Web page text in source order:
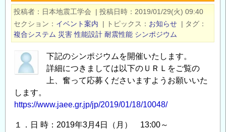
出
に
つ
て
3
許
容
ひ
ず
み、
ず
み
投稿者 日本地震工学会 | 投稿日時
2019/01/29(火) 09:40
セクション
イベント案内 | トピックス お知らせ | タグ
複合システム 災害 性能設計 耐震性能 シンポジウム
下記のシンポジウムを開催いたします。
詳細につきましては以下のＵＲＬをご覧の
上、奮って応募くださいますようお願いいた
します。
https://www.jaee.gr.jp/jp/2019/01/18/10048/
１．日 時：2019年3月4日（月） 13:00～